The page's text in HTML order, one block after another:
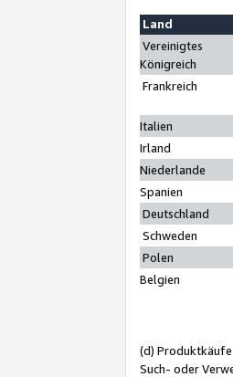
Land
Vereinigtes
Königreich
Frankreich
Italien
Irland
Niederlande
Spanien
Deutschland
Schweden
Polen
Belgien
(d) Produktkäufe
Such- oder